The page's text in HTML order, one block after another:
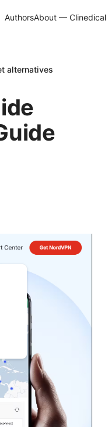
AuthorsAbout — Clinedical
alternatives